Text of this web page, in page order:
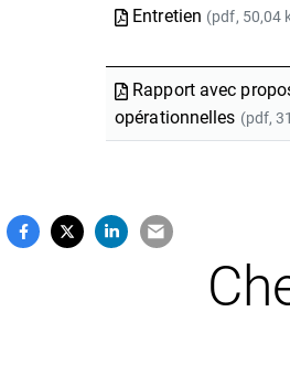
Entretien (pdf, 50,04
Rapport avec
opérationnelles (pdf,
Partager sur Facebook
(ouverture dans un nouvel onglet)
Partager sur X (Twitter)
(ouverture dans un nouvel
Partager sur LinkedIn
(ouverture dans un
Partager par e-mail
(ouverture dans un